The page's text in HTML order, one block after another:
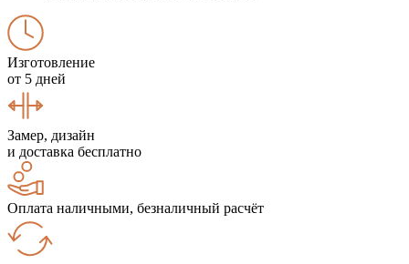
Изготовление
от 5 дней
Замер, дизайн
и доставка бесплатно
Оплата наличными, безналичный расчёт